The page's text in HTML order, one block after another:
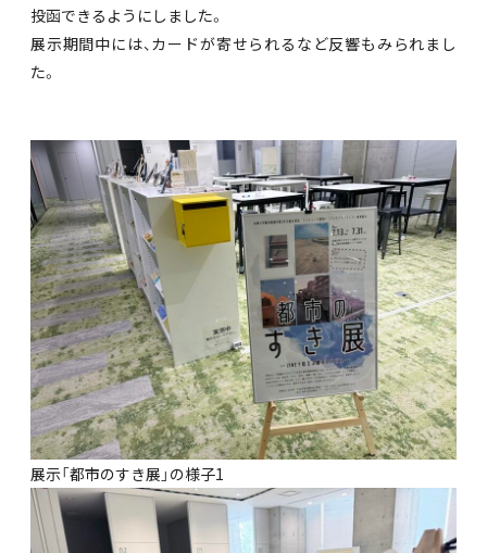
投函できるようにしました。
展示期間中には、カードが寄せられるなど反響もみられまし
た。
展示「都市のすき展」の様子1